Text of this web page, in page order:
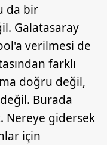
da bir
Galatasaray
verilmesi de
farklı
doğru değil,
Burada
Nereye gidersek
için